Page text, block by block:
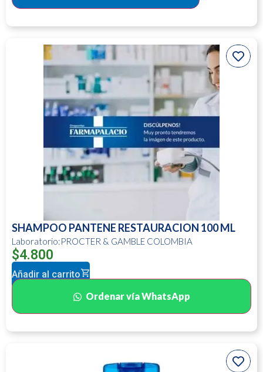
SHAMPOO PANTENE RESTAURACION 100 ML
Laboratorio:PROCTER & GAMBLE COLOMBIA
$4.800
Añadir al carrito
Ordenar vía WhatsApp